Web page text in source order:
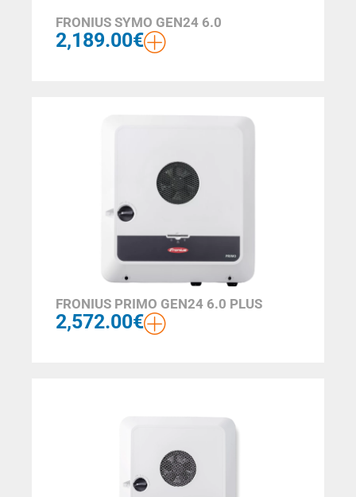
FRONIUS SYMO GEN24 6.0
2,189.00€
FRONIUS PRIMO GEN24 6.0 PLUS
2,572.00€